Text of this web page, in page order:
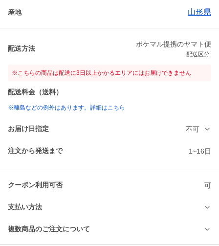
産地 山形県
配送方法
ポケマル提携のヤマト便
配送区分:
※こちらの商品は配送に3日以上かかるエリアにはお届けできません
配送料金（送料）
※離島などの例外はあります。詳細はこちら
お届け日指定 不可
注文から発送まで 1~16日
クーポン利用可否 可
支払い方法
複数商品のご注文について